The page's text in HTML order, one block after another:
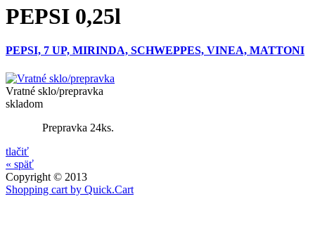
PEPSI 0,25l
PEPSI, 7 UP, MIRINDA, SCHWEPPES, VINEA, MATTONI
Vratné sklo/prepravka
skladom
Prepravka 24ks.
tlačiť
« späť
Copyright © 2013
Shopping cart by Quick.Cart